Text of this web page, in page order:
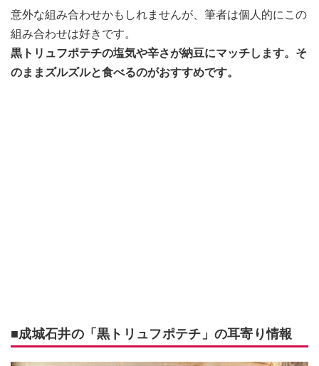
意外な組み合わせかもしれませんが、筆者は個人的にこの
組み合わせは好きです。
黒トリュフポテチの塩気や辛さが納豆にマッチします。そ
のままズルズルと食べるのがおすすめです。
■成城石井の「黒トリュフポテチ」の耳寄り情報